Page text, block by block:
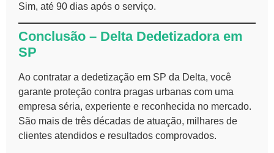
Sim, até 90 dias após o serviço.
Conclusão – Delta Dedetizadora em
SP
Ao contratar a dedetização em SP da Delta, você
garante proteção contra pragas urbanas com uma
empresa séria, experiente e reconhecida no mercado.
São mais de três décadas de atuação, milhares de
clientes atendidos e resultados comprovados.